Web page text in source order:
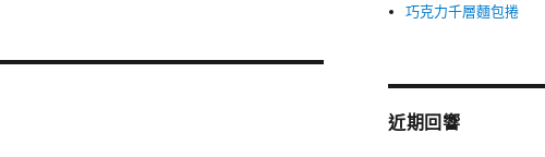
巧克力千層麵包捲
近期回響